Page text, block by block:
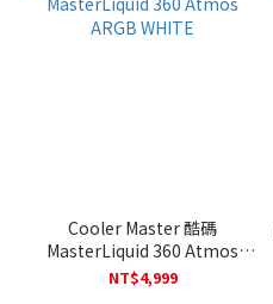
Cooler Master 酷碼
MasterLiquid 360 Atmos
ARGB WHITE
NT$4,999